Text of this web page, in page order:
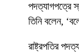
পদত্যাগপত্রে
তিনি বলেন,
রাষ্ট্রপতির